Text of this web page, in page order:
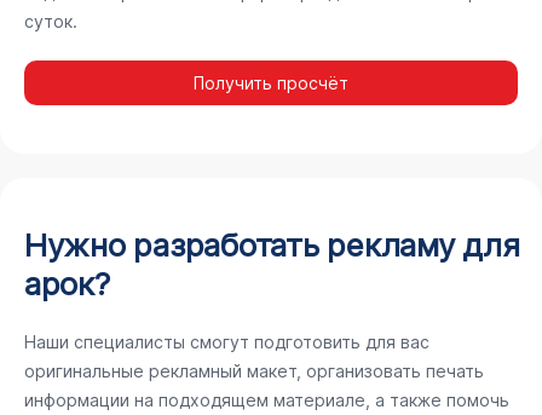
суток.
Получить просчёт
Нужно разработать рекламу для
арок?
Наши специалисты смогут подготовить для вас
оригинальные рекламный макет, организовать печать
информации на подходящем материале, а также помочь